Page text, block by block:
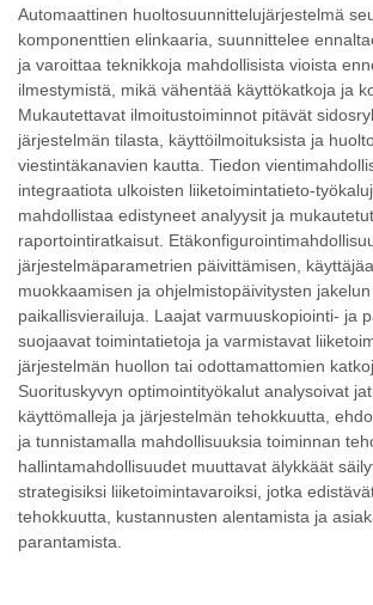
Automaattinen huoltosuunnittelujärjestelmä
komponenttien elinkaaria, suunnittelee
ja varoittaa teknikkoja mahdollisista vioista
ilmestymistä, mikä vähentää käyttökatkoja ja
Mukautettavat ilmoitustoiminnot pitävät
järjestelmän tilasta, käyttöilmoituksista ja
viestintäkanavien kautta. Tiedon
integraatiota ulkoisten liiketoimintatieto-
mahdollistaa edistyneet analyysit ja mukautetut
raportointiratkaisut.
järjestelmäparametrien päivittämisen,
muokkaamisen ja ohjelmistopäivitysten
paikallisvierailuja. Laajat varmuuskopiointi- ja
suojaavat toimintatietoja ja varmistavat
järjestelmän huollon tai odottamattomien
Suorituskyvyn optimointityökalut analysoivat
käyttömalleja ja järjestelmän tehokkuutta,
ja tunnistamalla mahdollisuuksia toiminnan
hallintamahdollisuudet muuttavat älykkäät
strategisiksi liiketoimintavaroiksi, jotka
tehokkuutta, kustannusten alentamista ja
parantamista.